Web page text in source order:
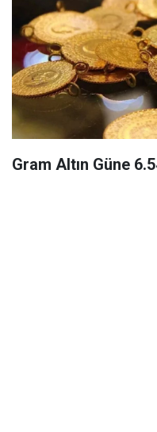
Gram Altın Güne